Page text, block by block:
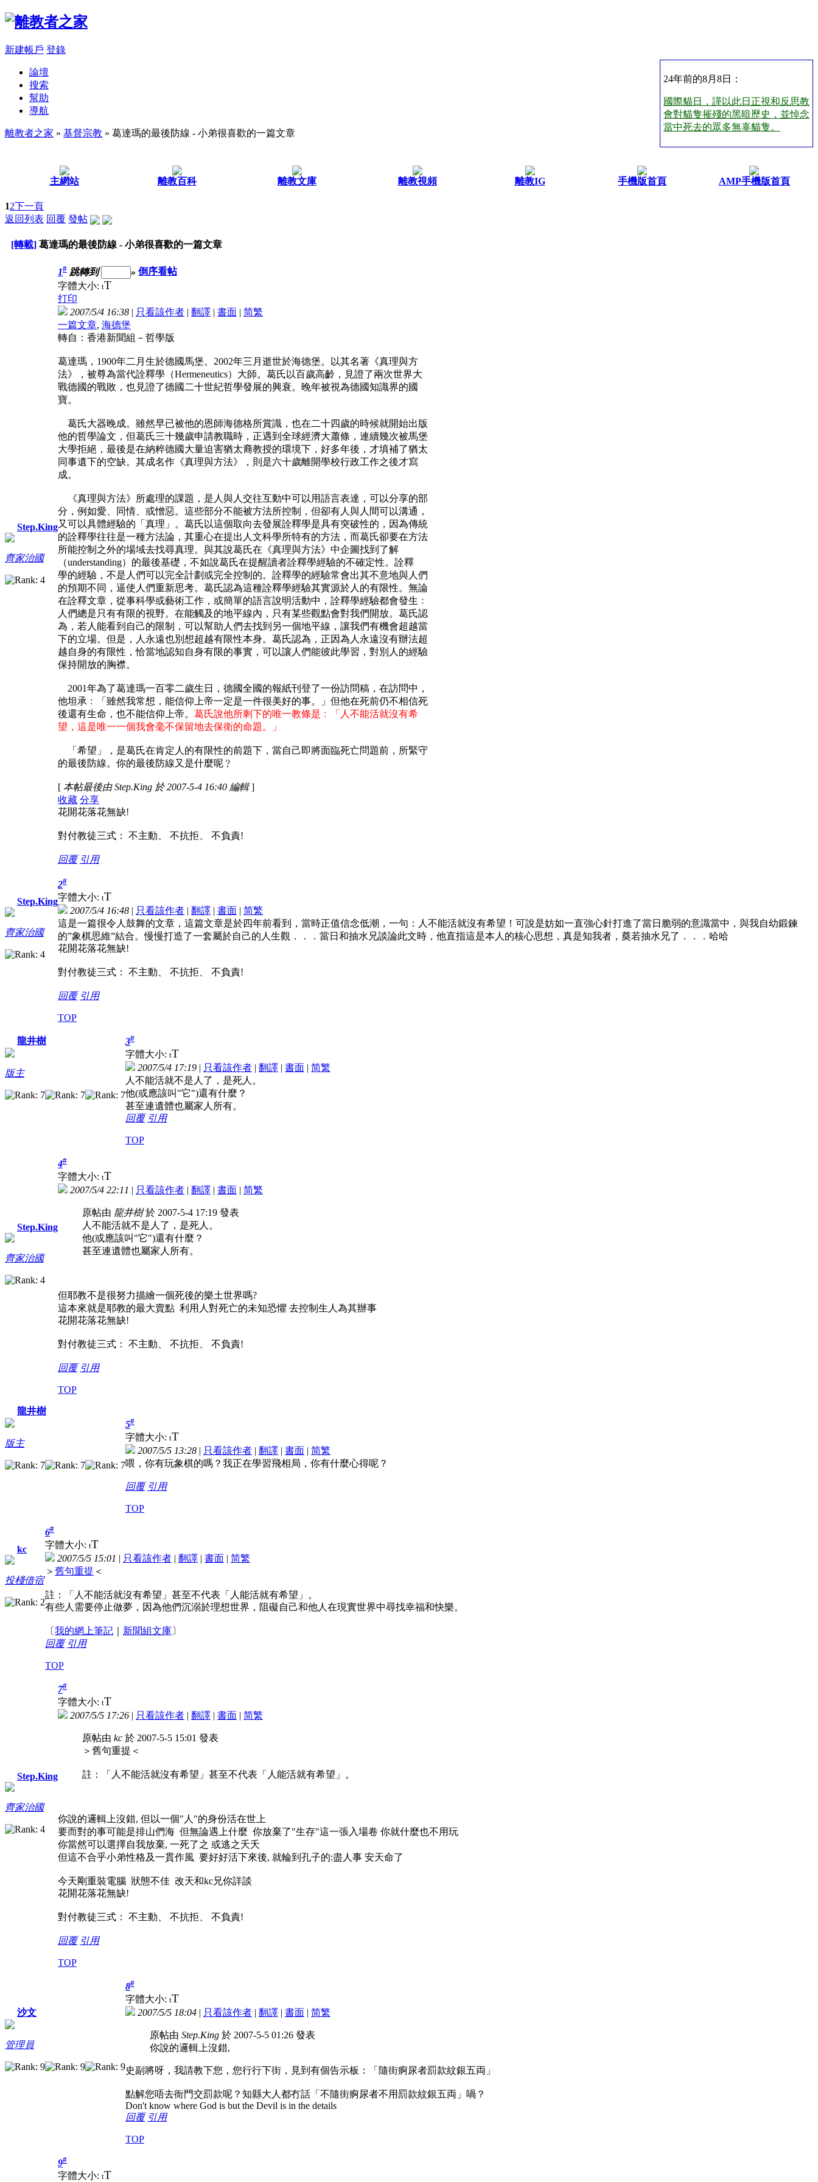
新建帳戶 登錄
24年前的8月8日：
國際貓日，謹以此日正視和反思教
會對貓隻摧殘的黑暗歷史，並悼念
當中死去的眾多無辜貓隻。
論壇
搜索
幫助
導航
離教者之家 » 基督宗教 » 葛達瑪的最後防線 - 小弟很喜歡的一篇文章
主網站 離教百科 離教文庫 離教視頻 離教IG 手機版首頁 AMP手機版首頁
12下一頁
返回列表 回覆 發帖
[轉載] 葛達瑪的最後防線 - 小弟很喜歡的一篇文章
Step.King
齊家治國
1# 跳轉到 » 倒序看帖
字體大小: tT
打印
2007/5/4 16:38 | 只看該作者 | 翻譯 | 書面 | 简繁
一篇文章, 海德堡
轉自：香港新聞組－哲學版
葛達瑪，1900年二月生於德國馬堡。2002年三月逝世於海德堡。以其名著《真理與方
法》，被尊為當代詮釋學（Hermeneutics）大師。葛氏以百歲高齡，見證了兩次世界大
戰德國的戰敗，也見證了德國二十世紀哲學發展的興衰。晚年被視為德國知識界的國
寶。
葛氏大器晚成。雖然早已被他的恩師海德格所賞識，也在二十四歲的時候就開始出版
他的哲學論文，但葛氏三十幾歲申請教職時，正遇到全球經濟大蕭條，連續幾次被馬堡
大學拒絕，最後是在納粹德國大量迫害猶太裔教授的環境下，好多年後，才填補了猶太
同事遺下的空缺。其成名作《真理與方法》，則是六十歲離開學校行政工作之後才寫
成。
《真理與方法》所處理的課題，是人與人交往互動中可以用語言表達，可以分享的部
分，例如愛、同情、或憎惡。這些部分不能被方法所控制，但卻有人與人間可以溝通，
又可以具體經驗的「真理」。葛氏以這個取向去發展詮釋學是具有突破性的，因為傳統
的詮釋學往往是一種方法論，其重心在提出人文科學所特有的方法，而葛氏卻要在方法
所能控制之外的場域去找尋真理。與其說葛氏在《真理與方法》中企圖找到了解
（understanding）的最後基礎，不如說葛氏在提醒讀者詮釋學經驗的不確定性。詮釋
學的經驗，不是人們可以完全計劃或完全控制的。詮釋學的經驗常會出其不意地與人們
的預期不同，逼使人們重新思考。葛氏認為這種詮釋學經驗其實源於人的有限性。無論
在詮釋文章，從事科學或藝術工作，或簡單的語言說明活動中，詮釋學經驗都會發生﹕
人們總是只有有限的視野。在能觸及的地平線內，只有某些觀點會對我們開放。葛氏認
為，若人能看到自己的限制，可以幫助人們去找到另一個地平線，讓我們有機會超越當
下的立場。但是，人永遠也別想超越有限性本身。葛氏認為，正因為人永遠沒有辦法超
越自身的有限性，恰當地認知自身有限的事實，可以讓人們能彼此學習，對別人的經驗
保持開放的胸襟。
2001年為了葛達瑪一百零二歲生日，德國全國的報紙刊登了一份訪問稿，在訪問中，
他坦承 ﹕「雖然我常想，能信仰上帝一定是一件很美好的事。」但他在死前仍不相信死
後還有生命，也不能信仰上帝。 葛氏說他所剩下的唯一教條是﹕「人不能活就沒有希
望，這是唯一一個我會毫不保留地去保衛的命題。」
「希望」，是葛氏在肯定人的有限性的前題下，當自己即將面臨死亡問題前，所緊守
的最後防線。你的最後防線又是什麼呢﹖
[ 本帖最後由 Step.King 於 2007-5-4 16:40 編輯]
收藏 分享
花開花落花無缺!
對付教徒三式： 不主動、 不抗拒、 不負責!
回覆 引用
Step.King
齊家治國
2#
字體大小: tT
2007/5/4 16:48 | 只看該作者 | 翻譯 | 書面 | 简繁
這是一篇很令人鼓舞的文章，這篇文章是於四年前看到，當時正值信念低潮，一句：人不能活就沒有希望！可說是妨如一直強心針打進了當日脆弱的意識當中，與我自幼鍛鍊
的”象棋思維”結合。慢慢打造了一套屬於自己的人生觀．．．當日和抽水兄談論此文時，他直指這是本人的核心思想，真是知我者，奠若抽水兄了．．．哈哈
花開花落花無缺!
對付教徒三式： 不主動、 不抗拒、 不負責!
回覆 引用
TOP
龍井樹
版主
3#
字體大小: tT
2007/5/4 17:19 | 只看該作者 | 翻譯 | 書面 | 简繁
人不能活就不是人了，是死人。
他(或應該叫"它")還有什麼？
甚至連遺體也屬家人所有。
回覆 引用
TOP
Step.King
齊家治國
4#
字體大小: tT
2007/5/4 22:11 | 只看該作者 | 翻譯 | 書面 | 简繁
原帖由 龍井樹於 2007-5-4 17:19 發表
人不能活就不是人了，是死人。
他(或應該叫"它")還有什麼？
甚至連遺體也屬家人所有。
但耶教不是很努力描繪一個死後的樂土世界嗎?
這本來就是耶教的最大賣點 利用人對死亡的未知恐懼 去控制生人為其辦事
花開花落花無缺!
對付教徒三式： 不主動、 不抗拒、 不負責!
回覆 引用
TOP
龍井樹
版主
5#
字體大小: tT
2007/5/5 13:28 | 只看該作者 | 翻譯 | 書面 | 简繁
喂，你有玩象棋的嗎？我正在學習飛相局，你有什麼心得呢？
回覆 引用
TOP
kc
投棧借宿
6#
字體大小: tT
2007/5/5 15:01 | 只看該作者 | 翻譯 | 書面 | 简繁
＞ 舊句重提 ＜
註：「人不能活就沒有希望」甚至不代表「人能活就有希望」。
有些人需要停止做夢，因為他們沉溺於理想世界，阻礙自己和他人在現實世界中尋找幸福和快樂。
〔我的網上筆記 新聞組文庫〕
回覆 引用
TOP
Step.King
齊家治國
7#
字體大小: tT
2007/5/5 17:26 | 只看該作者 | 翻譯 | 書面 | 简繁
原帖由 kc 於 2007-5-5 15:01 發表
＞舊句重提＜
註：「人不能活就沒有希望」甚至不代表「人能活就有希望」。
你說的邏輯上沒錯, 但以一個"人"的身份活在世上
要而對的事可能是排山們海 但無論遇上什麼 你放棄了"生存"這一張入場卷 你就什麼也不用玩
你當然可以選擇自我放棄, 一死了之 或逃之夭夭
但這不合乎小弟性格及一貫作風 要好好活下來後, 就輪到孔子的:盡人事 安天命了
今天剛重裝電腦 狀態不佳 改天和kc兄你詳談
花開花落花無缺!
對付教徒三式： 不主動、 不抗拒、 不負責!
回覆 引用
TOP
沙文
管理員
8#
字體大小: tT
2007/5/5 18:04 | 只看該作者 | 翻譯 | 書面 | 简繁
原帖由 Step.King 於 2007-5-5 01:26 發表
你說的邏輯上沒錯,
史副將呀，我請教下您，您行行下街，見到有個告示板：「隨街痾尿者罰款紋銀五両」
點解您唔去衙門交罰款呢？知縣大人都冇話「不隨街痾尿者不用罰款紋銀五両」喎？
Don't know where God is but the Devil is in the details
回覆 引用
TOP
9#
字體大小: tT